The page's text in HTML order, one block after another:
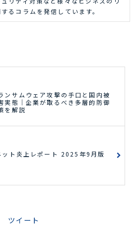
るコラムを発信しています。
ンサムウェア攻撃の手口と国内被
実態｜企業が取るべき多層的防御
を解説
ット炎上レポート 2025年9月版
ツイート